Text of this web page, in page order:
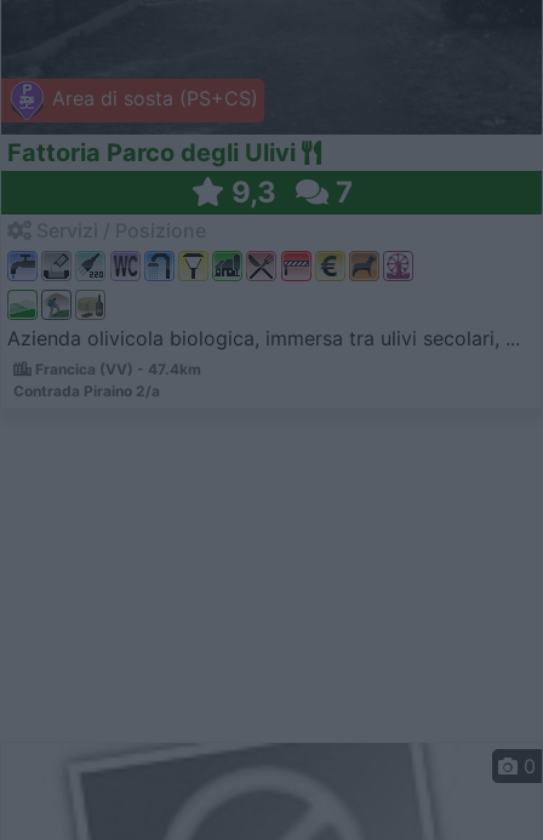
Area di sosta (PS+CS)
Fattoria Parco degli Ulivi
9,3 7
Azienda olivicola biologica, immersa tra ulivi secolari, ...
Francica (VV) - 47.4km
Contrada Piraino 2/a
0